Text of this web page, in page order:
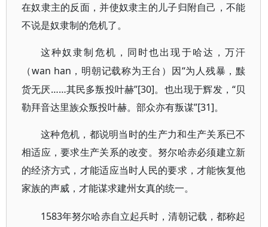
在奴隶主的反面，并使奴隶主的儿子归附自己，不能
不说是奴隶制的危机了。
这种奴隶制危机，同时也出现于哈达，万汗
（wan han，明朝记载称为王台）因“为人残暴，黩
货无厌……其民多叛投叶赫”[30]。也出现于辉发，“贝
勒拜音达里族众叛投叶赫。部众亦有叛谋”[31]。
这种危机，都说明当时的生产力和生产关系已不
相适应，要求生产关系的改变。努尔哈赤必须建立新
的经济方式，才能适应当时人民的要求，才能恢复他
家族的声威，才能谋求建州女真的统一。
1583年努尔哈赤自立起兵时，清朝记载，都称起